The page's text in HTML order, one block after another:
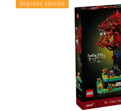
Doprava zdarma